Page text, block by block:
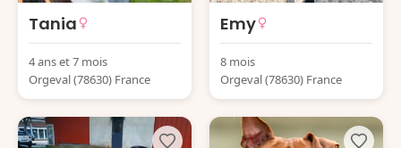
Tania
4 ans et 7 mois
Orgeval (78630) France
Emy
8 mois
Orgeval (78630) France